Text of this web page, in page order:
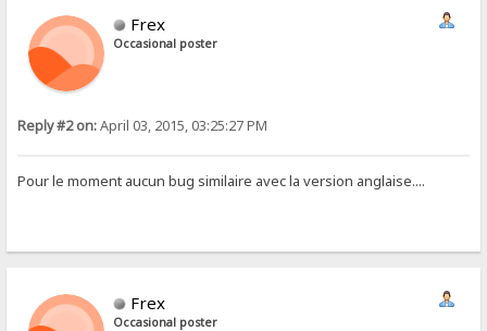
Frex
Occasional poster
Reply #2 on:April 03, 2015, 03:25:27 PM
Pour le moment aucun bug similaire avec la version anglaise....
Frex
Occasional poster